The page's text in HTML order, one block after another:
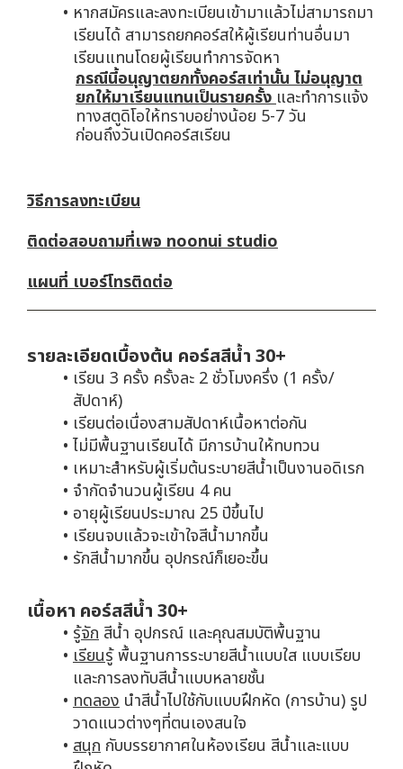
หากสมัครและลงทะเบียนเข้ามาแล้วไม่สามารถมา
เรียนได้ สามารถยกคอร์สให้ผู้เรียนท่านอื่นมา
เรียนแทนโดยผู้เรียนทำการจัดหา
กรณีนี้อนุญาตยกทั้งคอร์สเท่านั้น ไม่อนุญาต
ยกให้มาเรียนแทนเป็นรายครั้งและทำการแจ้ง
ทางสตูดิโอให้ทราบอย่างน้อย 5-7 วัน
ก่อนถึงวันเปิดคอร์สเรียน
วิธีการลงทะเบียน
ติดต่อสอบถามที่เพจ noonui studio
แผนที่ เบอร์โทรติดต่อ
รายละเอียดเบื้องต้น คอร์สสีน้ำ 30+
เรียน 3 ครั้ง ครั้งละ 2 ชั่วโมงครึ่ง (1 ครั้ง/
สัปดาห์)
เรียนต่อเนื่องสามสัปดาห์เนื้อหาต่อกัน
ไม่มีพื้นฐานเรียนได้ มีการบ้านให้ทบทวน
เหมาะสำหรับผู้เริ่มต้นระบายสีน้ำเป็นงานอดิเรก
จำกัดจำนวนผู้เรียน 4 คน
อายุผู้เรียนประมาณ 25 ปีขึ้นไป
เรียนจบแล้วจะเข้าใจสีน้ำมากขึ้น
รักสีน้ำมากขึ้น อุปกรณ์ก็เยอะขึ้น
เนื้อหา คอร์สสีน้ำ 30+
รู้จักสีน้ำ อุปกรณ์ และคุณสมบัติพื้นฐาน
เรียนรู้พื้นฐานการระบายสีน้ำแบบใส แบบเรียบ
และการลงทับสีน้ำแบบหลายชั้น
ทดลองนำสีน้ำไปใช้กับแบบฝึกหัด (การบ้าน) รูป
วาดแนวต่างๆที่ตนเองสนใจ
สนุกกับบรรยากาศในห้องเรียน สีน้ำและแบบ